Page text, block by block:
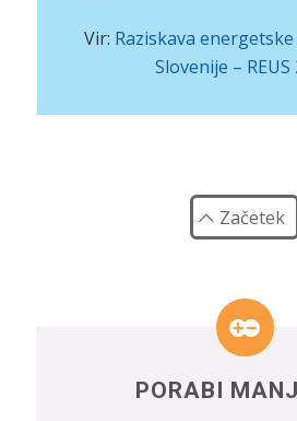
Vir: Raziskava
Slovenije –
Začetek
PORABI